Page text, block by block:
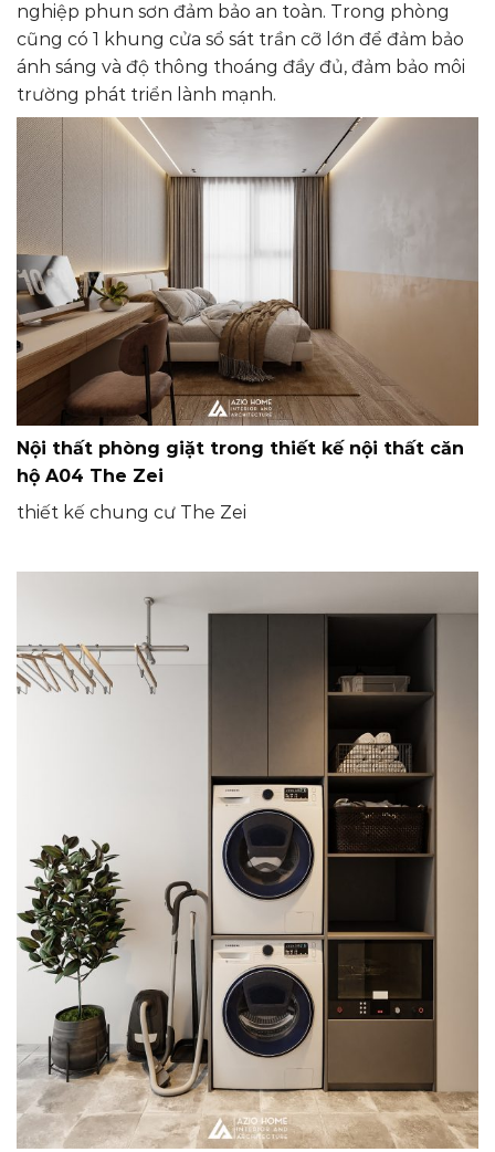
nghiệp phun sơn đảm bảo an toàn. Trong phòng
cũng có 1 khung cửa sổ sát trần cỡ lớn để đảm bảo
ánh sáng và độ thông thoáng đầy đủ, đảm bảo môi
trường phát triển lành mạnh.
Nội thất phòng giặt trong thiết kế nội thất căn
hộ A04 The Zei
thiết kế chung cư The Zei